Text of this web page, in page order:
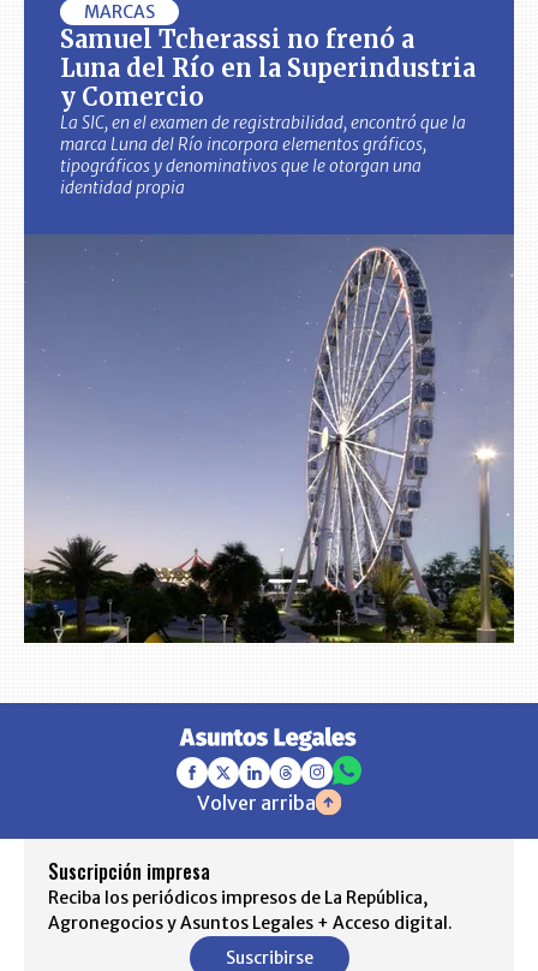
MARCAS
Samuel Tcherassi no frenó a
Luna del Río en la Superindustria
y Comercio
La SIC, en el examen de registrabilidad, encontró que la
marca Luna del Río incorpora elementos gráficos,
tipográficos y denominativos que le otorgan una
identidad propia
Volver arriba
Suscripción impresa
Reciba los periódicos impresos de La República,
Agronegocios y Asuntos Legales + Acceso digital.
Suscribirse